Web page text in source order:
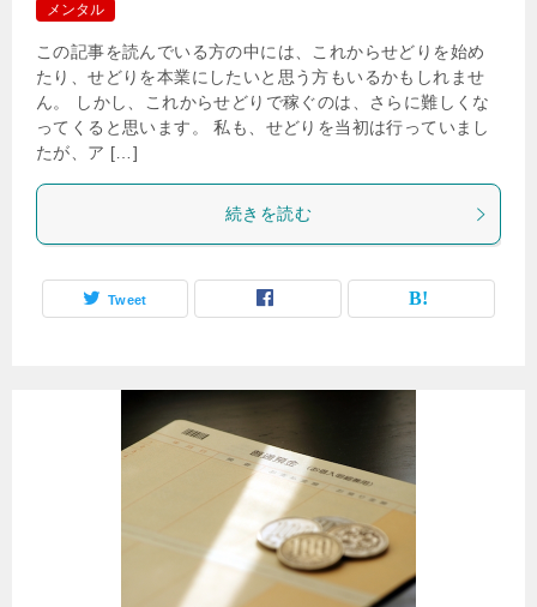
メンタル
この記事を読んでいる方の中には、これからせどりを始め
たり、せどりを本業にしたいと思う方もいるかもしれませ
ん。 しかし、これからせどりで稼ぐのは、さらに難しくな
ってくると思います。 私も、せどりを当初は行っていまし
たが、ア […]
続きを読む
Tweet